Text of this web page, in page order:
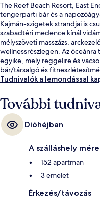
The Reef Beach Resort, East
tengerparti bár és a
Kajmán-szigetek strandjai is
szabadtéri medence kínál
mélyszöveti masszázs,
wellnessrészlegen. Az
egyike, mely reggelire és
bár/társalgó és
szolgáltatásaihoz pedig
jellemzőit: segítőkész
Tudnivalók a lemondással
További
Dióhéjban
A szálláshely
152 apartman
3 emelet
Érkezés/távozás